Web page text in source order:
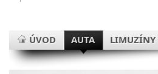
ÚVOD AUTA LIMUZÍNY